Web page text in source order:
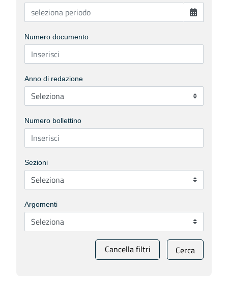
Numero documento
Anno di redazione
Numero bollettino
Sezioni
Argomenti
Cancella filtri Cerca